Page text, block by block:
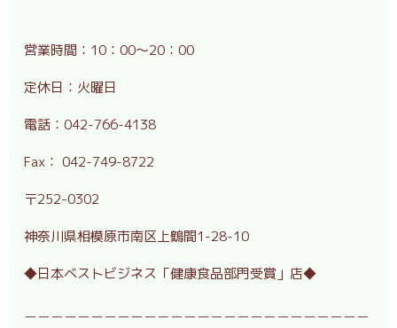
営業時間： 10 ：00～20 ：00
定休日：火曜日
電話：042-766-4138
Fax： 042-749-8722
〒252-0302
神奈川県相模原市南区上鶴間1-28-10
◆日本ベストビジネス「健康食品部門受賞」店◆